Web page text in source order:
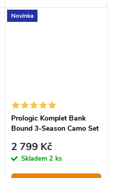
Novinka
Prologic Komplet Bank
Bound 3-Season Camo Set
2 799 Kč
Skladem 2 ks